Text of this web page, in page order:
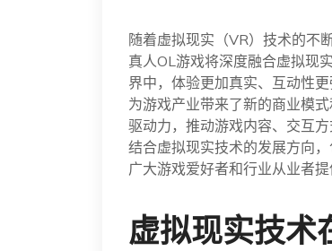
随着虚拟现实（VR）技术的不
真人OL游戏将深度融合虚拟现
界中，体验更加真实、互动性
为游戏产业带来了新的商业模
驱动力，推动游戏内容、交互
结合虚拟现实技术的发展方向
广大游戏爱好者和行业从业者提
虚拟现实技术